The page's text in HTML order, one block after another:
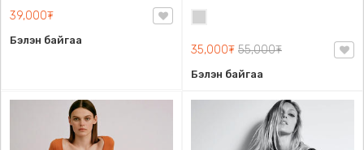
39,000₮
Бэлэн байгаа
кг/, H&M, 0852614006,
Даавуу
35,000₮ 55,000₮
Бэлэн байгаа